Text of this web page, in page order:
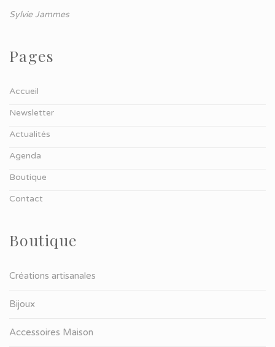
Sylvie Jammes
Pages
Accueil
Newsletter
Actualités
Agenda
Boutique
Contact
Boutique
Créations artisanales
Bijoux
Accessoires Maison